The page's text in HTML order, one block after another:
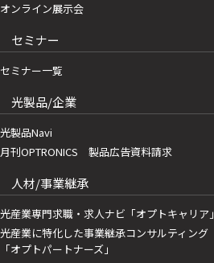
オンライン展示会
セミナー
セミナー一覧
光製品/企業
光製品Navi
月刊OPTRONICS 製品広告資料請求
人材/事業継承
光産業専門求職・求人ナビ「オプトキャリア」
光産業に特化した事業継承コンサルティング
「オプトパートナーズ」